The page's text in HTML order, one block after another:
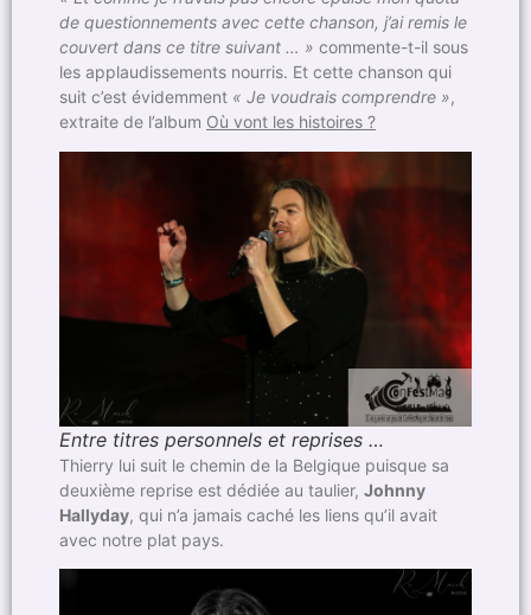
de questionnements avec cette chanson, j’ai remis le
couvert dans ce titre suivant … » commente-t-il sous
les applaudissements nourris. Et cette chanson qui
suit c’est évidemment « Je voudrais comprendre »,
extraite de l’album Où vont les histoires ?
Entre titres personnels et reprises …
Thierry lui suit le chemin de la Belgique puisque sa
deuxième reprise est dédiée au taulier, Johnny
Hallyday, qui n’a jamais caché les liens qu’il avait
avec notre plat pays.